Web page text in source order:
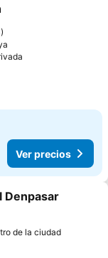
Ver precios
Denpasar
de la ciudad